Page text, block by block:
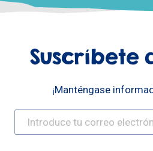
Suscríbete
¡Manténgase